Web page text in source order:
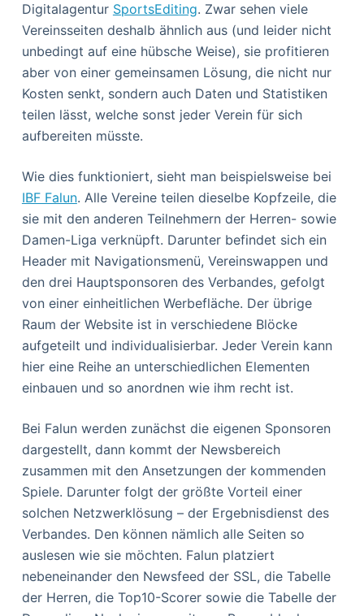
Digitalagentur SportsEditing. Zwar sehen viele
Vereinsseiten deshalb ähnlich aus (und leider nicht
unbedingt auf eine hübsche Weise), sie profitieren
aber von einer gemeinsamen Lösung, die nicht nur
Kosten senkt, sondern auch Daten und Statistiken
teilen lässt, welche sonst jeder Verein für sich
aufbereiten müsste.
Wie dies funktioniert, sieht man beispielsweise bei
IBF Falun. Alle Vereine teilen dieselbe Kopfzeile, die
sie mit den anderen Teilnehmern der Herren- sowie
Damen-Liga verknüpft. Darunter befindet sich ein
Header mit Navigationsmenü, Vereinswappen und
den drei Hauptsponsoren des Verbandes, gefolgt
von einer einheitlichen Werbefläche. Der übrige
Raum der Website ist in verschiedene Blöcke
aufgeteilt und individualisierbar. Jeder Verein kann
hier eine Reihe an unterschiedlichen Elementen
einbauen und so anordnen wie ihm recht ist.
Bei Falun werden zunächst die eigenen Sponsoren
dargestellt, dann kommt der Newsbereich
zusammen mit den Ansetzungen der kommenden
Spiele. Darunter folgt der größte Vorteil einer
solchen Netzwerklösung – der Ergebnisdienst des
Verbandes. Den können nämlich alle Seiten so
auslesen wie sie möchten. Falun platziert
nebeneinander den Newsfeed der SSL, die Tabelle
der Herren, die Top10-Scorer sowie die Tabelle der